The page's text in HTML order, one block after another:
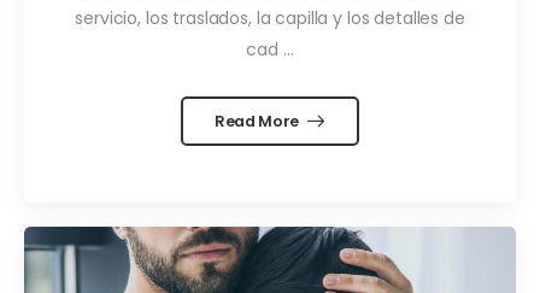
servicio, los traslados, la capilla y los detalles de
cad ...
Read More